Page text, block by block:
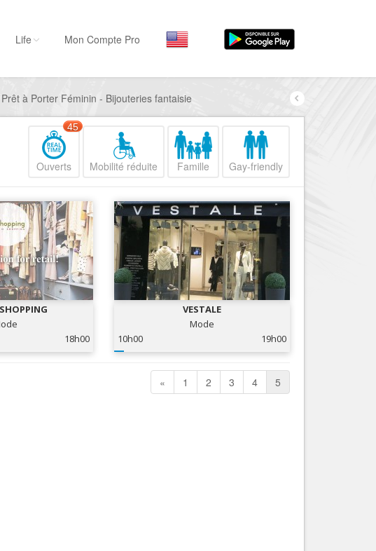
Par activité
Hôtels, ...
Visiter
Sortir
Restaurants, ...
Commerces
Mode, ...
Loisirs
Plages, sports, ...
Services
Tourisme, ...
Par quartiers
Nice Promenade du
Nice le Port
Nice le Vieux Nice
Nice le Coeur de Ville
Nice le petit Marais Niçois
Nice la plaine du Var
Nice Aéroport
Life Mon Compte Pro
à Porter Féminin - Bijouteries fantaisie
Ouverts
45
Mobilité réduite Famille Gay-friendly
18h00
VESTALE
Mode
10h00
19h00
« 1 2 3 4 5